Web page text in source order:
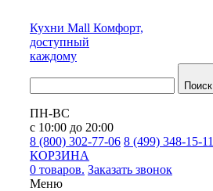
Кухни Mall Комфорт,
доступный
каждому
Поиск
ПН-ВС
с 10:00 до 20:00
8 (800) 302-77-06 8 (499) 348-15-11
КОРЗИНА
0 товаров. Заказать звонок
Меню